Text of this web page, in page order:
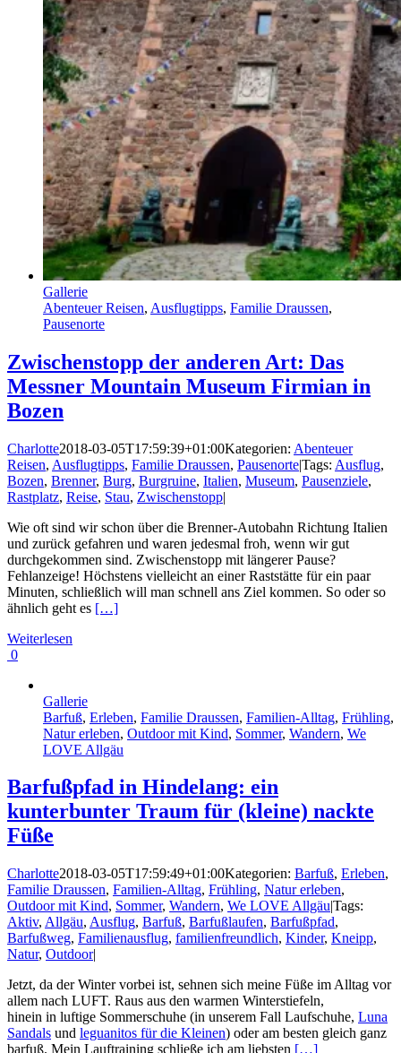
Gallerie
Abenteuer Reisen, Ausflugtipps, Familie Draussen,
Pausenorte
Zwischenstopp der anderen Art: Das
Messner Mountain Museum Firmian in
Bozen
Charlotte2018-03-05T17:59:39+01:00Kategorien: Abenteuer
Reisen, Ausflugtipps, Familie Draussen, Pausenorte|Tags: Ausflug,
Bozen, Brenner, Burg, Burgruine, Italien, Museum, Pausenziele,
Rastplatz, Reise, Stau, Zwischenstopp|
Wie oft sind wir schon über die Brenner-Autobahn Richtung Italien
und zurück gefahren und waren jedesmal froh, wenn wir gut
durchgekommen sind. Zwischenstopp mit längerer Pause?
Fehlanzeige! Höchstens vielleicht an einer Raststätte für ein paar
Minuten, schließlich will man schnell ans Ziel kommen. So oder so
ähnlich geht es […]
Weiterlesen
0
Gallerie
Barfuß, Erleben, Familie Draussen, Familien-Alltag, Frühling,
Natur erleben, Outdoor mit Kind, Sommer, Wandern, We
LOVE Allgäu
Barfußpfad in Hindelang: ein
kunterbunter Traum für (kleine) nackte
Füße
Charlotte2018-03-05T17:59:49+01:00Kategorien: Barfuß, Erleben,
Familie Draussen, Familien-Alltag, Frühling, Natur erleben,
Outdoor mit Kind, Sommer, Wandern, We LOVE Allgäu|Tags:
Aktiv, Allgäu, Ausflug, Barfuß, Barfußlaufen, Barfußpfad,
Barfußweg, Familienausflug, familienfreundlich, Kinder, Kneipp,
Natur, Outdoor|
Jetzt, da der Winter vorbei ist, sehnen sich meine Füße im Alltag vor
allem nach LUFT. Raus aus den warmen Winterstiefeln,
hinein in luftige Sommerschuhe (in unserem Fall Laufschuhe, Luna
Sandals und leguanitos für die Kleinen) oder am besten gleich ganz
barfuß. Mein Lauftraining schließe ich am liebsten […]